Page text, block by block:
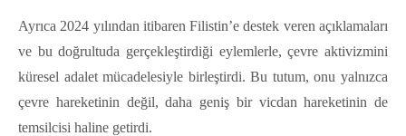
Ayrıca 2024 yılından itibaren Filistin’e destek veren açıklamaları
ve bu doğrultuda gerçekleştirdiği eylemlerle, çevre aktivizmini
küresel adalet mücadelesiyle birleştirdi. Bu tutum, onu yalnızca
çevre hareketinin değil, daha geniş bir vicdan hareketinin de
temsilcisi haline getirdi.